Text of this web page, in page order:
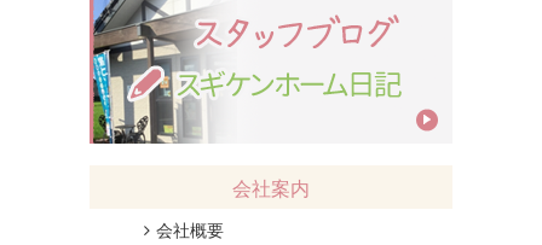
会社案内
会社概要